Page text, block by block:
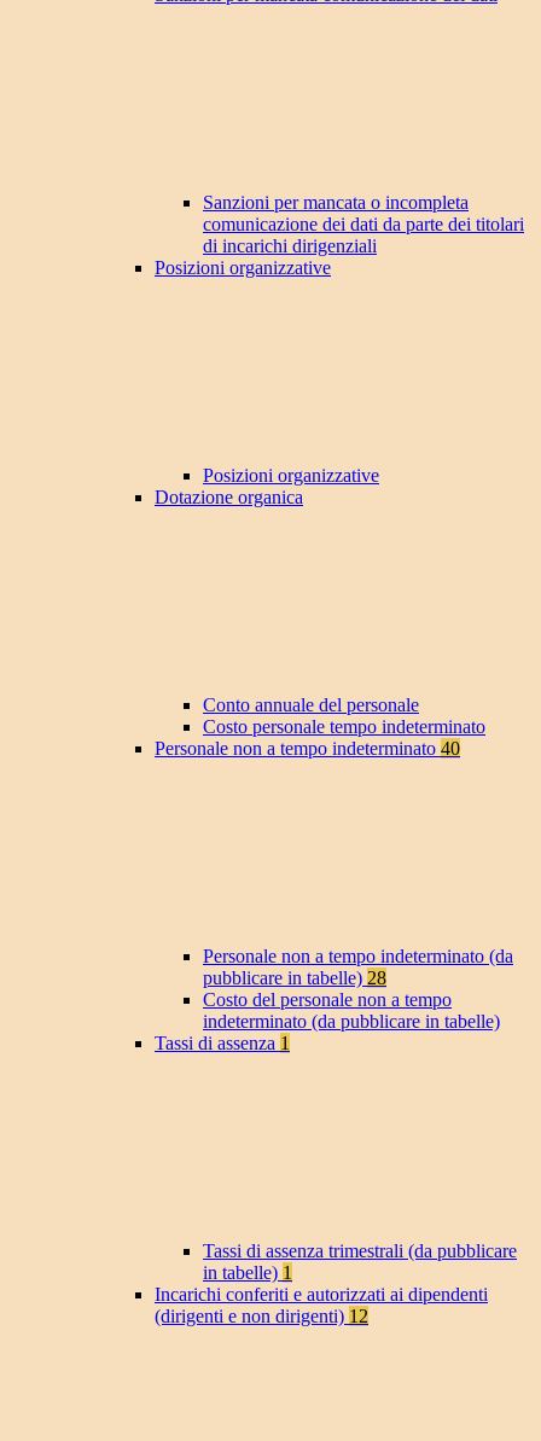
Sanzioni per mancata o incompleta
comunicazione dei dati da parte dei titolari
di incarichi dirigenziali
Posizioni organizzative
Posizioni organizzative
Dotazione organica
Conto annuale del personale
Costo personale tempo indeterminato
Personale non a tempo indeterminato 40
Personale non a tempo indeterminato (da
pubblicare in tabelle) 28
Costo del personale non a tempo
indeterminato (da pubblicare in tabelle)
Tassi di assenza 1
Tassi di assenza trimestrali (da pubblicare
in tabelle) 1
Incarichi conferiti e autorizzati ai dipendenti
(dirigenti e non dirigenti) 12